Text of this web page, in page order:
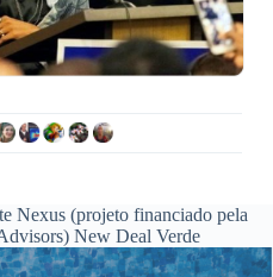
Nexus (projeto financiado pela
New Deal Verde